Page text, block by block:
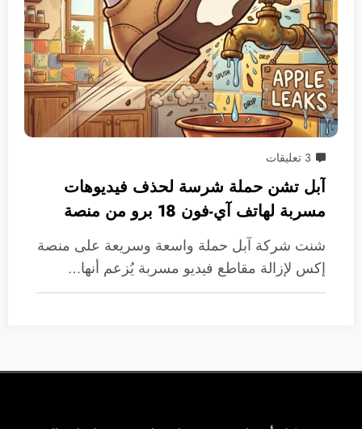
3 تعليقات
آبل تشن حملة شرسة لحذف فيديوهات
مسربة لهاتف آي-فون 18 برو من منصة
إكس
شنت شركة آبل حملة واسعة وسريعة على منصة
إكس لإزالة مقاطع فيديو مسربة يُزعم أنها…